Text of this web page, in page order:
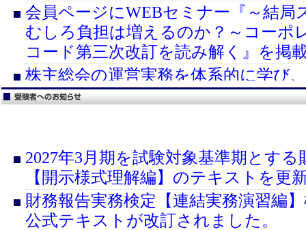
会員ページにWEBセミナー『～結局
むしろ負担は増えるのか？～コーポ
コード第三次改訂を読み解く』を掲
株主総会の運営実務を体系的に学び
行するための実践力を証明する資格
イツの『ミッテルシュタント』はグ
できるのか 日本の中小企業の海外
る」を開催します。
会員専用ページの「開示担当者向
2027年3月期を試験対象基準期とする
【開示様式理解編】のテキストを更
財務報告実務検定【連結実務演習編
公式テキストが改訂されました。